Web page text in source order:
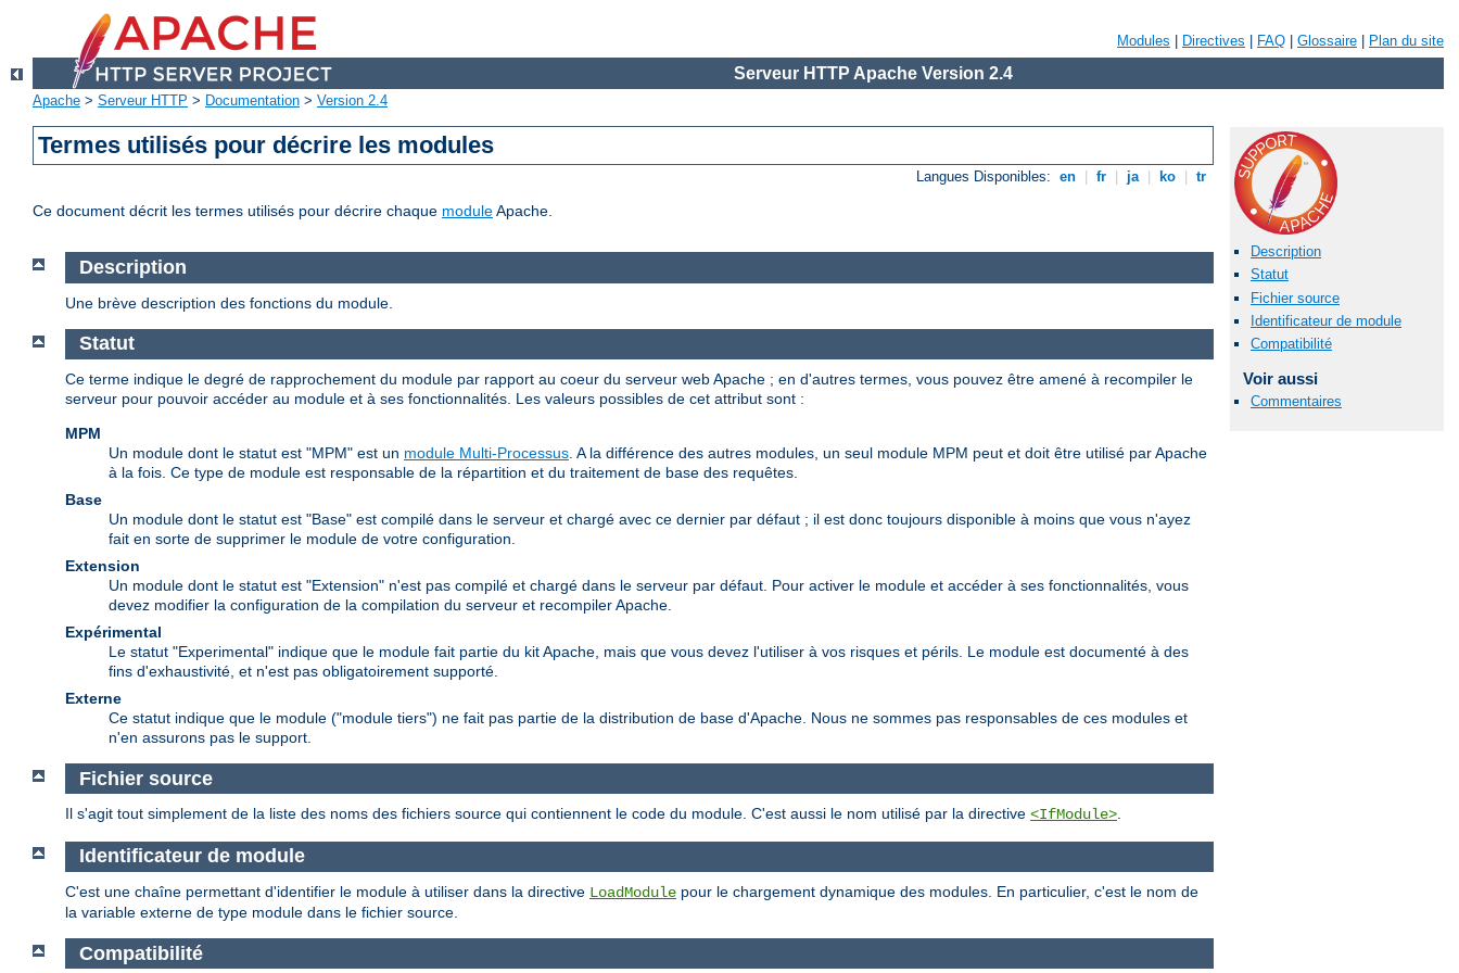
Modules Directives FAQ Glossaire Plan du site
Serveur HTTP Apache Version 2.4
Apache > Serveur HTTP > Documentation > Version 2.4
Termes utilisés pour décrire les modules
Langues Disponibles: en fr ja ko tr
Ce document décrit les termes utilisés pour décrire chaque moduleApache.
Description
Statut
Fichier source
Identificateur de module
Compatibilité
Voir aussi
Commentaires
Description
Une brève description des fonctions du module.
Statut
Ce terme indique le degré de rapprochement du module par rapport au coeur du serveur web Apache ; en d'autres termes, vous pouvez être amené à recompiler le
serveur pour pouvoir accéder au module et à ses fonctionnalités. Les valeurs possibles de cet attribut sont :
MPM
Un module dont le statut est "MPM" est un module Multi-Processus . A la différence des autres modules, un seul module MPM peut et doit être utilisé par Apache
à la fois. Ce type de module est responsable de la répartition et du traitement de base des requêtes.
Base
Un module dont le statut est "Base" est compilé dans le serveur et chargé avec ce dernier par défaut ; il est donc toujours disponible à moins que vous n'ayez
fait en sorte de supprimer le module de votre configuration.
Extension
Un module dont le statut est "Extension" n'est pas compilé et chargé dans le serveur par défaut. Pour activer le module et accéder à ses fonctionnalités, vous
devez modifier la configuration de la compilation du serveur et recompiler Apache.
Expérimental
Le statut "Experimental" indique que le module fait partie du kit Apache, mais que vous devez l'utiliser à vos risques et périls. Le module est documenté à des
fins d'exhaustivité, et n'est pas obligatoirement supporté.
Externe
Ce statut indique que le module ("module tiers") ne fait pas partie de la distribution de base d'Apache. Nous ne sommes pas responsables de ces modules et
n'en assurons pas le support.
Fichier source
Il s'agit tout simplement de la liste des noms des fichiers source qui contiennent le code du module. C'est aussi le nom utilisé par la directive <IfModule>.
Identificateur de module
C'est une chaîne permettant d'identifier le module à utiliser dans la directive LoadModule pour le chargement dynamique des modules. En particulier, c'est le nom de
la variable externe de type module dans le fichier source.
Compatibilité